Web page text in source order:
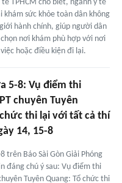
tế TPHCM cho biết, ngành y tế
khám sức khỏe toàn dân không
hành chính, giúp người dân
nơi khám phù hợp với nơi
hoặc điều kiện đi lại.
5-8: Vụ điểm thi
chuyên Tuyên
thi lại với tất cả thí
14, 15-8
trên Báo Sài Gòn Giải Phóng
đáng chú ý sau: Vụ điểm thi
Tuyên Quang: Tổ chức thi